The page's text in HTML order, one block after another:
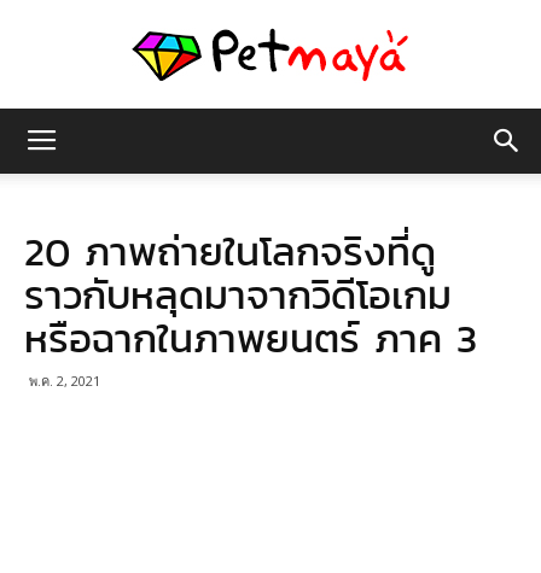
มายา
20 ภาพถ่ายในโลกจริงที่ดู
ราวกับหลุดมาจากวิดีโอเกม
หรือฉากในภาพยนตร์ ภาค 3
พ.ค. 2, 2021